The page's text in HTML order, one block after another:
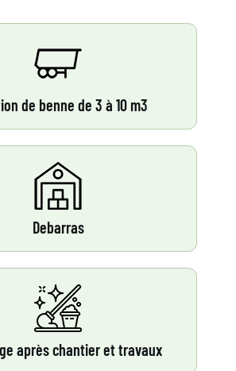
de benne de 3 à 10 m3
Debarras
après chantier et travaux